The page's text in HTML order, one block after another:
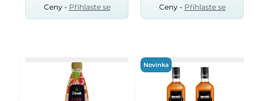
Ceny - Přihlaste se Ceny - Přihlaste se
Novinka